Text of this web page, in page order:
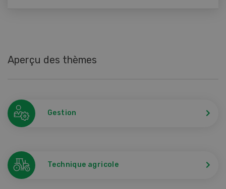
Aperçu des thèmes
Gestion
Technique agricole